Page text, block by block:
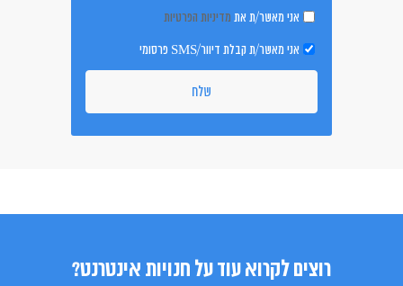
אני מאשר/ת את מדיניות הפרטיות
אני מאשר/ת קבלת דיוור/SMS פרסומי
שלח
רוצים לקרוא עוד על חנויות אינטרנט?